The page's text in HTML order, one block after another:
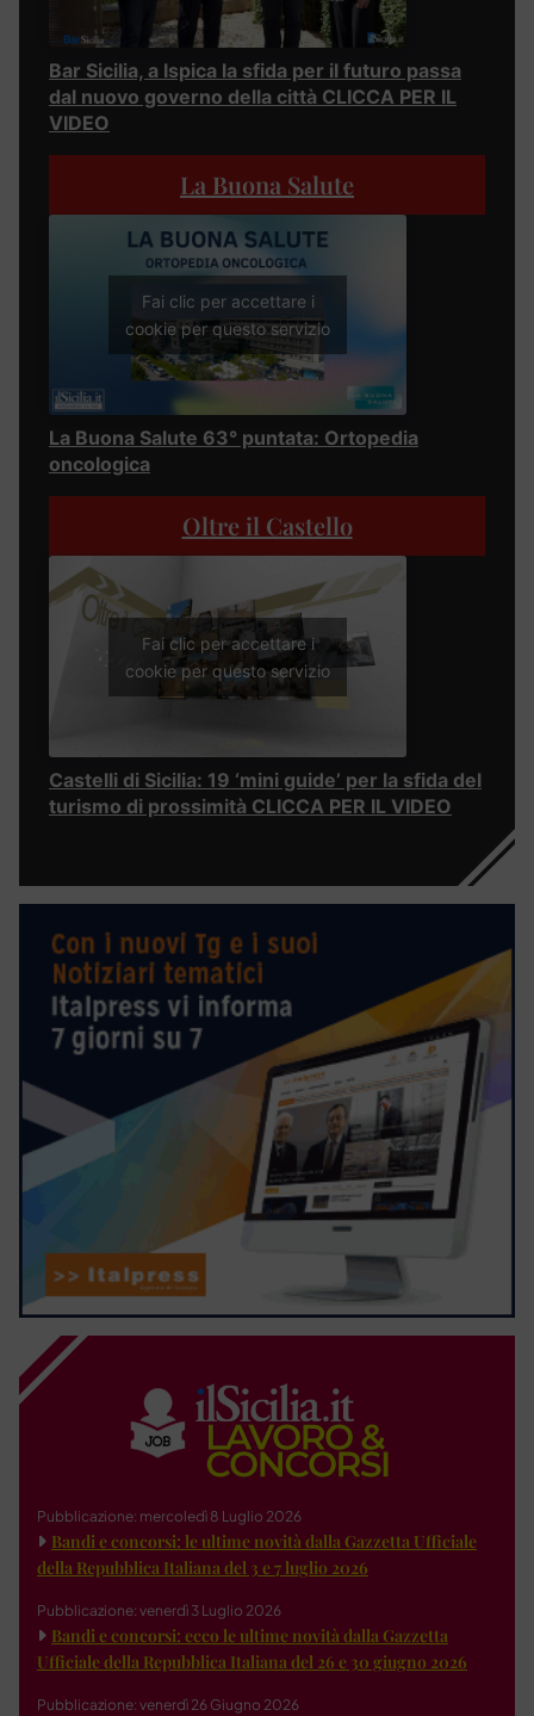
Bar Sicilia, a Ispica la sfida per il futuro passa
dal nuovo governo della città CLICCA PER IL
VIDEO
La Buona Salute
Fai clic per accettare i
cookie per questo servizio
La Buona Salute 63° puntata: Ortopedia
oncologica
Oltre il Castello
Fai clic per accettare i
cookie per questo servizio
Castelli di Sicilia: 19 ‘mini guide’ per la sfida del
turismo di prossimità CLICCA PER IL VIDEO
Pubblicazione: mercoledì 8 Luglio 2026
Bandi e concorsi: le ultime novità dalla Gazzetta Ufficiale
della Repubblica Italiana del 3 e 7 luglio 2026
Pubblicazione: venerdì 3 Luglio 2026
Bandi e concorsi: ecco le ultime novità dalla Gazzetta
Ufficiale della Repubblica Italiana del 26 e 30 giugno 2026
Pubblicazione: venerdì 26 Giugno 2026